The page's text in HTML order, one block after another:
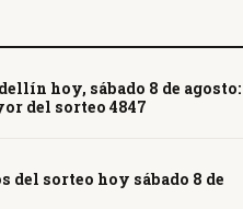
hoy, sábado 8 de agosto:
del sorteo 4847
del sorteo hoy sábado 8 de